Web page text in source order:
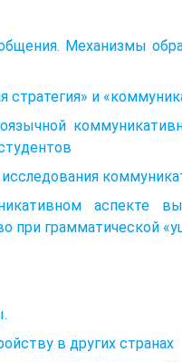
Механизмы
стратегия» и
аспекте
при грамматической
в других странах